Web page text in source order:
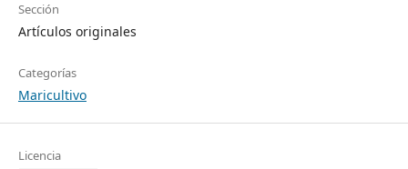
Sección
Artículos originales
Categorías
Maricultivo
Licencia